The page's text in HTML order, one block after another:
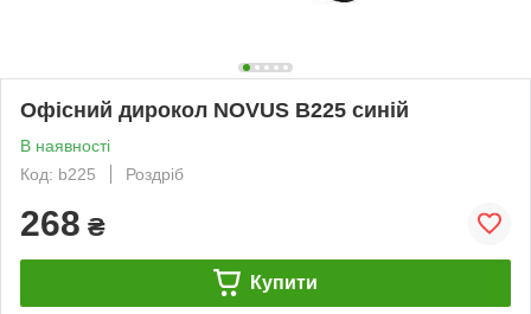
Офісний дирокол NOVUS В225 синій
В наявності
Код: b225
Роздріб
268 ₴
Купити